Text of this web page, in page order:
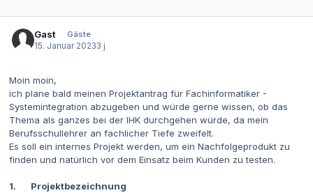
Gast
Gäste
15. Januar 20233 j
Moin moin,
ich plane bald meinen Projektantrag für Fachinformatiker -
Systemintegration abzugeben und würde gerne wissen, ob das
Thema als ganzes bei der IHK durchgehen würde, da mein
Berufsschullehrer an fachlicher Tiefe zweifelt.
Es soll ein internes Projekt werden, um ein Nachfolgeprodukt zu
finden und natürlich vor dem Einsatz beim Kunden zu testen.
1. Projektbezeichnung